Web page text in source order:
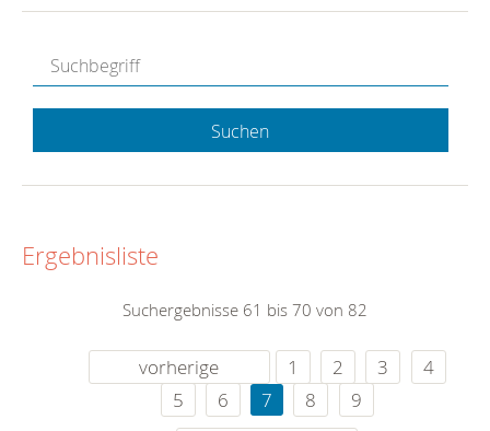
Suchen
Ergebnisliste
Suchergebnisse 61 bis 70 von 82
vorherige 1 2 3
4
5
6 7 8
9